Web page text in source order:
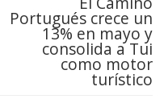
Portugués crece un
13% en mayo y
consolida a Tui
como motor
turístico